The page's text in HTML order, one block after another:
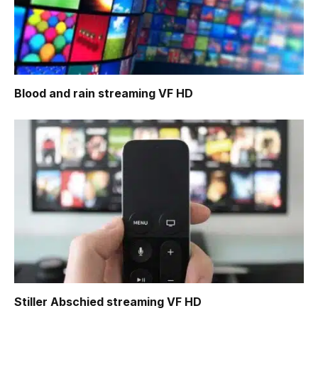
Blood and rain streaming VF HD
Stiller Abschied streaming VF HD